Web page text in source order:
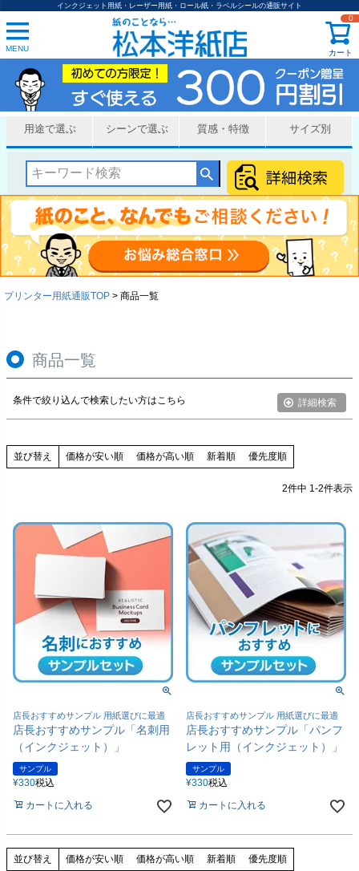
インクジェット用紙・レーザー用紙・ロール紙・ラベルシールの通販サイト
MENU カート
0
用途で選ぶ シーンで選ぶ 質感・特徴 サイズ別
プリンター用紙通販TOP 商品一覧
商品一覧
条件で絞り込んで検索したい方はこちら 詳細検索
登録順
価格が安い順
価格が高い順
優先度順
キーワードヒット順
厚み
薄い（～0.07mm）
普通（0.08mm～0.12mm）
少し厚い（0.13mm～0.17mm）
まあまあ厚い（0.18mm～0.24mm）
並び替え 価格が安い順 価格が高い順 新着順 優先度順
2件中 1-2件表示
店長おすすめサンプル 用紙選びに最適
店長おすすめサンプル「名刺用
（インクジェット）」
サンプル
¥330税込
カートに入れる
店長おすすめサンプル 用紙選びに最適
店長おすすめサンプル「パンフ
レット用（インクジェット）」
サンプル
¥330税込
カートに入れる
並び替え 価格が安い順 価格が高い順 新着順 優先度順